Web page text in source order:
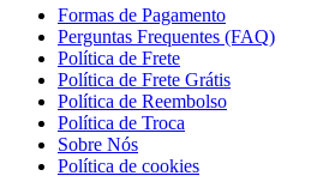
Formas de Pagamento
Perguntas Frequentes (FAQ)
Política de Frete
Política de Frete Grátis
Política de Reembolso
Política de Troca
Sobre Nós
Política de cookies